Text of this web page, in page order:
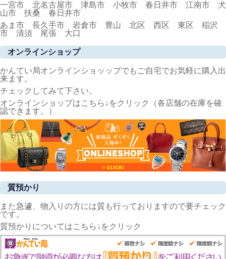
一宮市 北名古屋市 津島市 小牧市 春日井市 江南市 犬
山市 扶桑 春日井市
あま市 長久手市 岩倉市 豊山 北区 西区 東区 稲沢
市 清須 尾張 大口
オンラインショップ
かんてい局オンラインショッップでもご自宅でお気軽に購入出
来ます。
チェックしてみて下さい。
オンラインショップはこちら↓をクリック（各店舗の在庫を確
認できます。）
質預かり
また急遽、物入りの方には質も行っておりますので要チェック
です。
質預かりについてはこちら↓をクリック